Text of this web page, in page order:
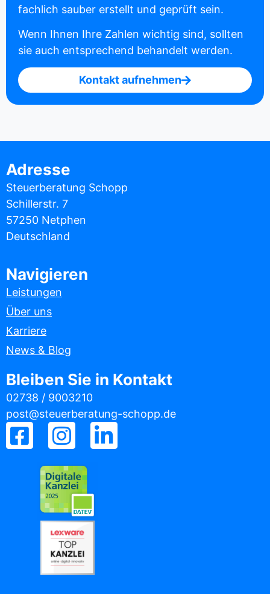
fachlich sauber erstellt und geprüft sein.
Wenn Ihnen Ihre Zahlen wichtig sind, sollten
sie auch entsprechend behandelt werden.
Kontakt aufnehmen
Adresse
Steuerberatung Schopp
Schillerstr. 7
57250 Netphen
Deutschland
Navigieren
Leistungen
Über uns
Karriere
News & Blog
Bleiben Sie in Kontakt
02738 / 9003210
post@steuerberatung-schopp.de